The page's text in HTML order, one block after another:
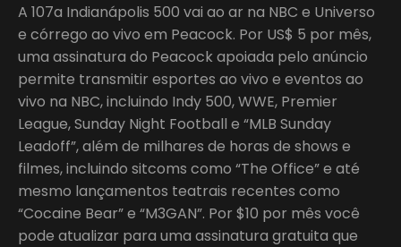
A 107a Indianápolis 500 vai ao ar na NBC e Universo
e córrego ao vivo em Peacock. Por US$ 5 por mês,
uma assinatura do Peacock apoiada pelo anúncio
permite transmitir esportes ao vivo e eventos ao
vivo na NBC, incluindo Indy 500, WWE, Premier
League, Sunday Night Football e “MLB Sunday
Leadoff”, além de milhares de horas de shows e
filmes, incluindo sitcoms como “The Office” e até
mesmo lançamentos teatrais recentes como
“Cocaine Bear” e “M3GAN”. Por $10 por mês você
pode atualizar para uma assinatura gratuita que